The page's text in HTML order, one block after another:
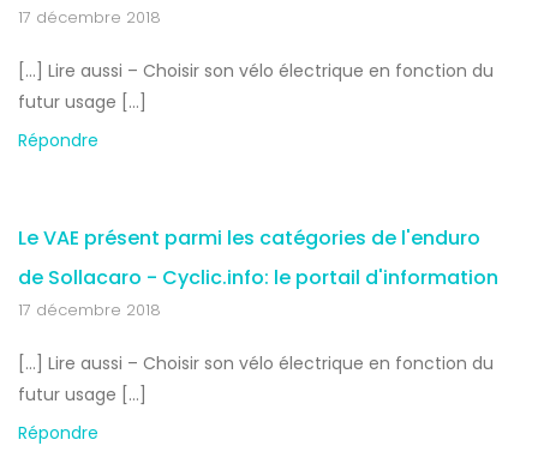
17 décembre 2018
[…] Lire aussi – Choisir son vélo électrique en fonction du
futur usage […]
Répondre
Le VAE présent parmi les catégories de l'enduro
de Sollacaro - Cyclic.info: le portail d'information
17 décembre 2018
[…] Lire aussi – Choisir son vélo électrique en fonction du
futur usage […]
Répondre